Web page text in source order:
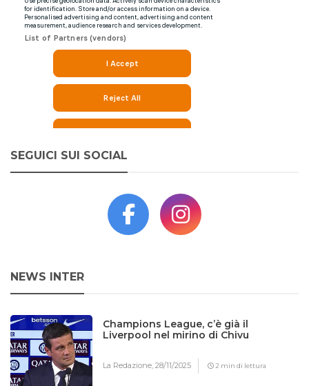
SEGUICI SUI SOCIAL
NEWS INTER
Champions League, c’è già il
Liverpool nel mirino di Chivu
La Redazione,28/11/2025 2 min di lettura